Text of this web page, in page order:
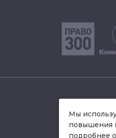
Мы
повышения
подробнее